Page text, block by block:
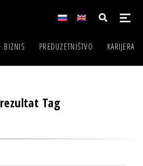
BIZNIS PREDUZETNIŠTVO KARIJERA
rezultat Tag